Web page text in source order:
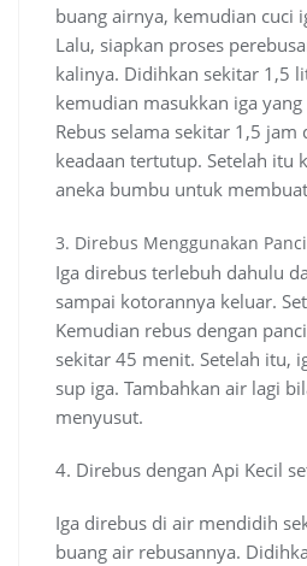
buang airnya, kemudian cuci
Lalu, siapkan proses
kalinya. Didihkan sekitar 1,5
kemudian masukkan iga
Rebus selama sekitar 1,5 jam
keadaan tertutup. Setelah itu
aneka bumbu untuk
3. Direbus Menggunakan
Iga direbus terlebuh dahulu
sampai kotorannya keluar.
Kemudian rebus dengan
sekitar 45 menit. Setelah itu,
sup iga. Tambahkan air lagi
menyusut.
4. Direbus dengan Api Kecil
Iga direbus di air mendidih
buang air rebusannya.